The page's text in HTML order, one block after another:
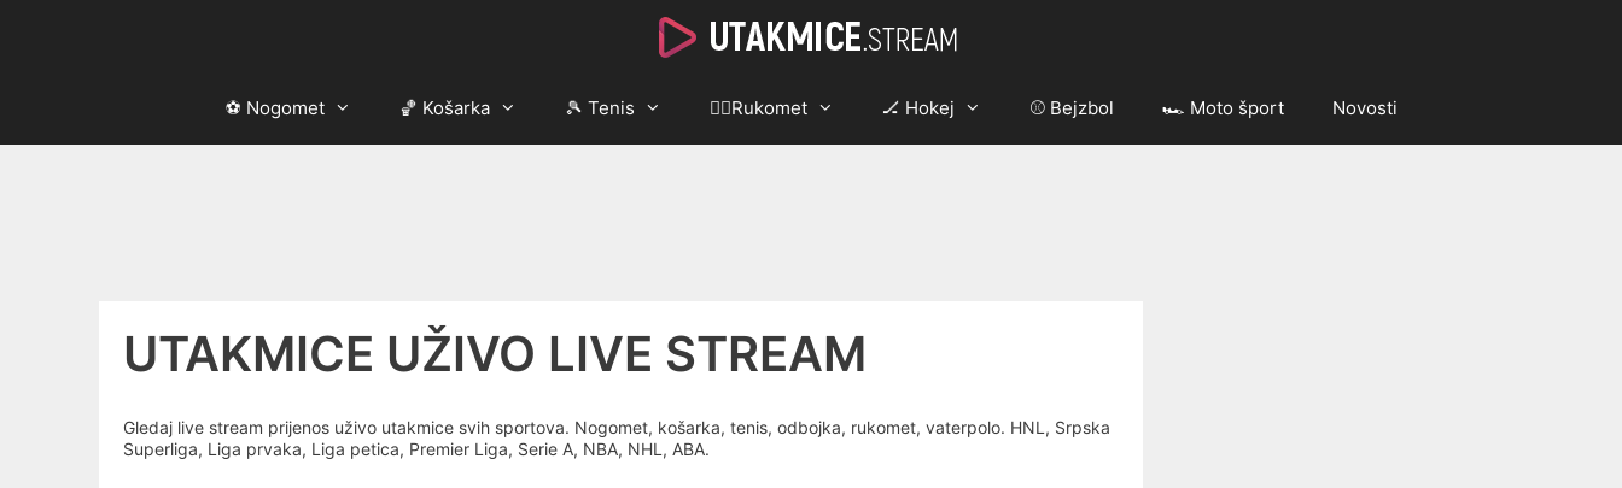
⚽ Nogomet 🏀 Košarka 🎾 Tenis 🤾‍♂️Rukomet 🏒 Hokej ⚾ Bejzbol 🏎️ Moto šport Novosti
UTAKMICE UŽIVO LIVE STREAM
Gledaj live stream prijenos uživo utakmice svih sportova. Nogomet, košarka, tenis, odbojka, rukomet, vaterpolo. HNL, Srpska
Superliga, Liga prvaka, Liga petica, Premier Liga, Serie A, NBA, NHL, ABA.